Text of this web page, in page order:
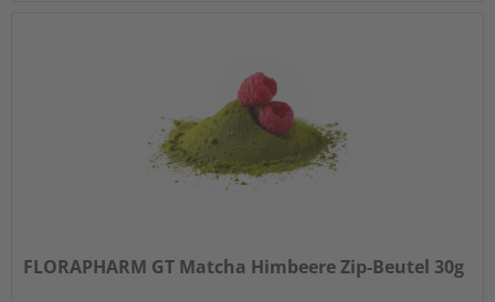
FLORAPHARM GT Matcha Himbeere Zip-Beutel 30g